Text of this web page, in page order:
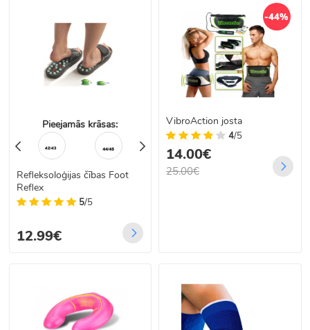
Pieejamās krāsas:
Refleksoloģijas čības Foot
Reflex
5/5
12.99€
-44%
VibroAction josta
4/5
14.00€
25.00€